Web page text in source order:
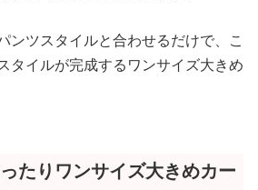
ンツスタイルと合わせるだけで、こ
タイルが完成するワンサイズ大きめ
たりワンサイズ大きめカー